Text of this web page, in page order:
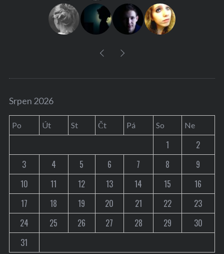
Srpen 2026
Po Út St Čt Pá So Ne
1
2
3
4 5 6 7 8
9
10
11 12 13 14 15
16
17
18 19 20 21 22
23
24
25 26 27 28 29
30
31